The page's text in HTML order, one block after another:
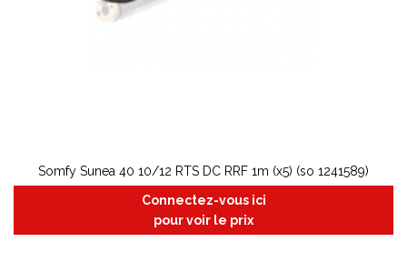
Somfy Sunea 40 10/12 RTS DC RRF 1m (x5) (so 1241589)
Connectez-vous ici
pour voir le prix